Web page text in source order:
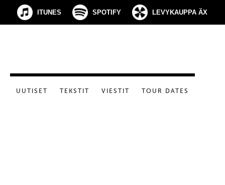
ITUNES SPOTIFY LEVYKAUPPA ÄX
UUTISET TEKSTIT VIESTIT TOUR DATES